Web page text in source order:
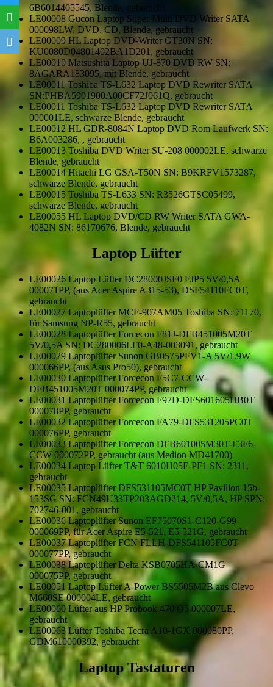
6B6014405545, Blende, gebraucht
LE00008 Gucon Laptop Super Multi DVD Writer SATA
000098LW, DVD, CD, Blende, gebraucht
LE00009 HL Laptop DVD-Writer GT30N SN:
KU0080D04801402BA1D201, gebraucht
LE00010 Matsushita Laptop UJ-870 DVD RW SN:
8AGARA183095, mit Blende, gebraucht
LE00011 Toshiba TS-L632 Laptop DVD Rewriter SATA
SN:PHBA5901900A00CF72J061Q, gebraucht
LE00011 Toshiba TS-L632 Laptop DVD Rewriter SATA
000001LE, schwarze Blende, gebraucht
LE00012 HL GDR-8084N Laptop DVD Rom Laufwerk SN:
B6A003286, , gebraucht
LE00013 Toshiba DVD Writer SU-208 000002LE, schwarze
Blende, gebraucht
LE00014 Hitachi LG GSA-T50N SN: B9KRFV1573287,
schwarze Blende, gebraucht
LE00015 Toshiba TS-L633 SN: R3526GTSC05499,
schwarze Blende, gebraucht
LE00055 HL Laptop DVD/CD RW Writer SATA GWA-
4082N SN: 86170676, Blende, gebraucht
Laptop Lüfter
LE00026 Laptop Lüfter DC28000JSF0 FJP5 5V/0,5A
000071PP, (aus Acer Aspire A315-53), DSF54110FC0T,
gebraucht
LE00027 Laptoplüfter MCF-907AM05 Toshiba SN: 71170,
für Samsung NP-R55, gebraucht
LE00028 Laptoplüfter Forcecon F81J-DFB451005M20T
5V/0,5A SN: DC280006LF0-A48-003091, gebraucht
LE00029 Laptoplüfter Sunon GB0575PFV1-A 5V/1.9W
000066PP, (aus Asus Pro50), gebraucht
LE00030 Laptoplüfter Forcecon F5C7-CCW-
DFB451005M20T 000074PP, gebraucht
LE00031 Laptoplüfter Forcecon F97D-DFS601605HB0T
000078PP, gebraucht
LE00032 Laptoplüfter Forcecon FA79-DFS531205PC0T
000076PP, gebraucht
LE00033 Laptoplüfter Forcecon DFB601005M30T-F3F6-
CCW 000072PP, gebraucht (aus Medion MD41700)
LE00034 Laptop Lüfter T&T 6010H05F-PF1 SN: 2311,
gebraucht
LE00035 Laptoplüfter DFS531105MC0T HP Pavilion 15b-
153SG SN: FCN49U33TP203AGD214, 5V/0,5A, HP SPN:
702746-001, gebraucht
LE00036 Laptoplüfter Sunon EF75070S1-C120-G99
000069PP, für Acer Aspire E5-521, E5-521G, gebraucht
LE00037 Laptoplüfter FCN FLLH-DFS541105FC0T
000077PP, gebraucht
LE00038 Laptoplüfter Delta KSB0705HA-CM1G
000075PP, gebraucht
LE00051 Laptop Lüfter A-Power BS5505M2B aus Clevo
M660SE 000004LE, gebraucht
LE00060 Lüfter aus HP Probook 470 G5 000007LE,
gebraucht
LE00063 Lüfter Toshiba Tecra A10-1GX 000080PP,
GDM610000392, gebraucht
Laptop Tastaturen